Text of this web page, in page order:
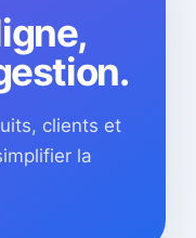
clients et
la